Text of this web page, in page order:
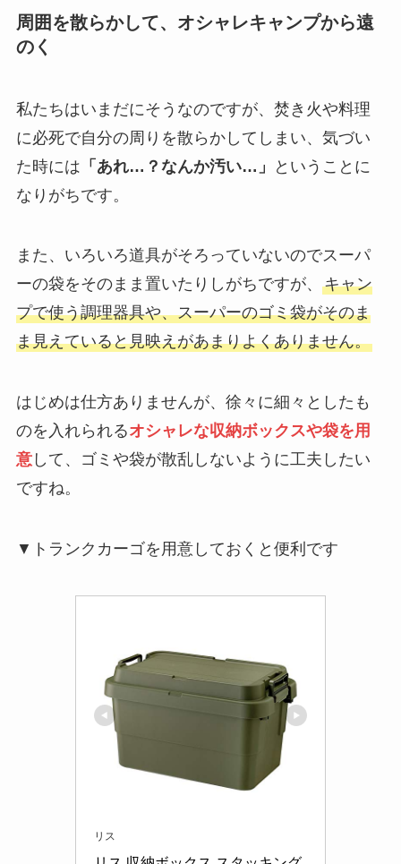
周囲を散らかして、オシャレキャンプから遠
のく
私たちはいまだにそうなのですが、焚き火や料理
に必死で自分の周りを散らかしてしまい、気づい
た時には 「あれ…？なんか汚い…」
ということに
なりがちです。
また、いろいろ道具がそろっていないのでスーパ
ーの袋をそのまま置いたりしがちですが、 キャン
プで使う調理器具や、スーパーのゴミ袋がそのま
ま見えていると見映えがあまりよくありません。
はじめは仕方ありませんが、徐々に細々としたも
のを入れられるオシャレな収納ボックスや袋を用
意して、ゴミや袋が散乱しないように工夫したい
ですね。
▼トランクカーゴを用意しておくと便利です
リス